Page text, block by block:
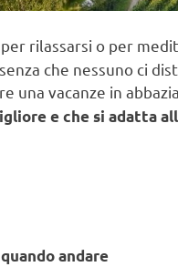
per rilassarsi o per
che nessuno ci
una vacanze in
e che si adatta
andare